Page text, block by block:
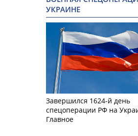
УКРАИНЕ
Завершился 1624-й день
спецоперации РФ на
Главное